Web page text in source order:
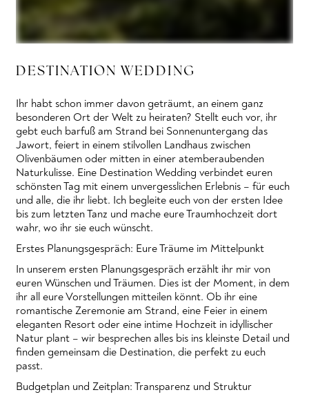
DESTINATION WEDDING
Ihr habt schon immer davon geträumt, an einem ganz
besonderen Ort der Welt zu heiraten? Stellt euch vor, ihr
gebt euch barfuß am Strand bei Sonnenuntergang das
Jawort, feiert in einem stilvollen Landhaus zwischen
Olivenbäumen oder mitten in einer atemberaubenden
Naturkulisse. Eine Destination Wedding verbindet euren
schönsten Tag mit einem unvergesslichen Erlebnis – für euch
und alle, die ihr liebt. Ich begleite euch von der ersten Idee
bis zum letzten Tanz und mache eure Traumhochzeit dort
wahr, wo ihr sie euch wünscht.
Erstes Planungsgespräch: Eure Träume im Mittelpunkt
In unserem ersten Planungsgespräch erzählt ihr mir von
euren Wünschen und Träumen. Dies ist der Moment, in dem
ihr all eure Vorstellungen mitteilen könnt. Ob ihr eine
romantische Zeremonie am Strand, eine Feier in einem
eleganten Resort oder eine intime Hochzeit in idyllischer
Natur plant – wir besprechen alles bis ins kleinste Detail und
finden gemeinsam die Destination, die perfekt zu euch
passt.
Budgetplan und Zeitplan: Transparenz und Struktur